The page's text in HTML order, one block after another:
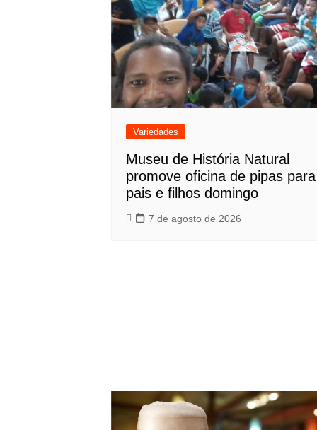
Variedades
Museu de História Natural
promove oficina de pipas para
pais e filhos domingo
7 de agosto de 2026